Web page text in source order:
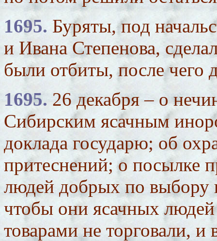
1695. Буряты, под
и Ивана Степенова,
были отбиты, после чего
1695. 26 декабря – о
Сибирским ясачным
доклада государю; об
притеснений; о посылке
людей добрых по выбору
чтобы они ясачных
товарами не торговали,